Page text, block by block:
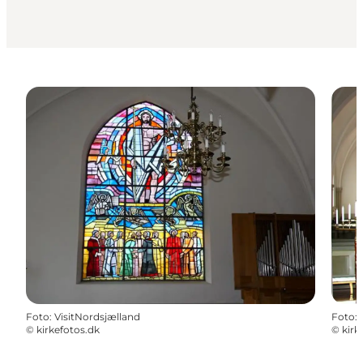
Foto: VisitNordsjælland
© kirkefotos.dk
Foto:
©